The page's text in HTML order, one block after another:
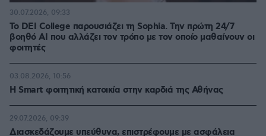
Το DEI College παρουσιάζει τη Sophia. Την πρώτη 24/7
βοηθό AI που αλλάζει τον τρόπο με τον οποίο μαθαίνουν οι
φοιτητές
30.07.2026, 09:33
Η Smart φοιτητική κατοικία στην καρδιά της Αθήνας
03.08.2026, 10:56
Διασκεδάζουμε υπεύθυνα, επιστρέφουμε με ασφάλεια
29.07.2026, 09:39